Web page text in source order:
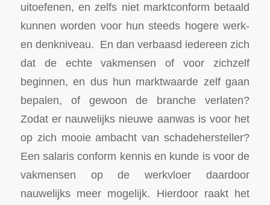
uitoefenen, en zelfs niet marktconform betaald
kunnen worden voor hun steeds hogere werk-
en denkniveau. En dan verbaasd iedereen zich
dat de echte vakmensen of voor zichzelf
beginnen, en dus hun marktwaarde zelf gaan
bepalen, of gewoon de branche verlaten?
Zodat er nauwelijks nieuwe aanwas is voor het
op zich mooie ambacht van schadehersteller?
Een salaris conform kennis en kunde is voor de
vakmensen op de werkvloer daardoor
nauwelijks meer mogelijk. Hierdoor raakt het